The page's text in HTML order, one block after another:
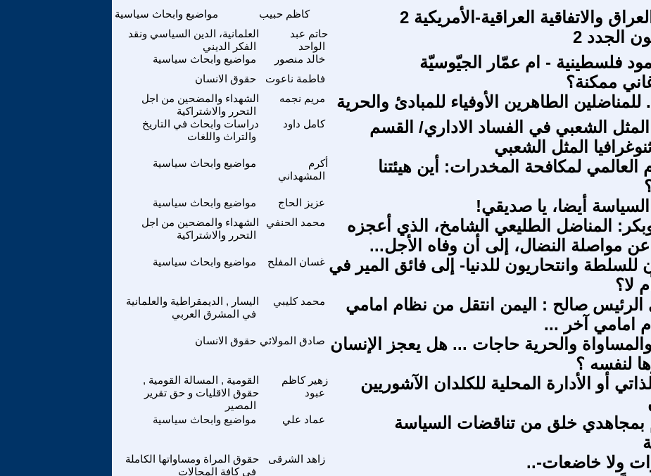
مواضيع وابحاث سياسية كاظم حبيب والاتفاقية العراقية-الأمريكية 2
العلمانية، الدين السياسي ونقد
الفكر الديني
حاتم عبد
الواحد
الجدد 2
مواضيع وابحاث سياسية خالد منصور فلسطينية - ام عمّار الجيّوسيّة
حقوق الانسان
فاطمة ناعوت ممكنة؟
الشهداء والمضحين من اجل
التحرر والاشتراكية
مريم نجمه للمناضلين الطاهرين الأوفياء للمبادئ والحرية
دراسات وابحاث في التاريخ
والتراث واللغات
كامل داود
الشعبي في الفساد الاداري/ القسم
المثل الشعبي
مواضيع وابحاث سياسية
أكرم
المشهداني
العالمي لمكافحة المخدرات: أين هيئتنا
مواضيع وابحاث سياسية عزيز الحاج السياسة أيضا، يا صديقي!
الشهداء والمضحين من اجل
التحرر والاشتراكية
محمد الحنفي
المناضل الطليعي الشامخ، الذي أعجزه
مواصلة النضال، إلى أن وفاه الأجل...
مواضيع وابحاث سياسية غسان المفلح للسلطة وانتحاريون للدنيا- إلى فائق المير في
لا؟
اليسار , الديمقراطية والعلمانية
في المشرق العربي
محمد كليبي
الرئيس صالح : اليمن انتقل من نظام امامي
امامي آخر ...
حقوق الانسان صادق المولائي والمساواة والحرية حاجات ... هل يعجز الإنسان
لنفسه ؟
القومية , المسالة القومية ,
حقوق الاقليات و حق تقرير
المصير
زهير كاظم
عبود
أو الأدارة المحلية للكلدان الآشوريين
مواضيع وابحاث سياسية عماد علي
بمجاهدي خلق من تناقضات السياسة
حقوق المراة ومساواتها الكاملة
في كافة المجالات
زاهد الشرقى ولا خاضعات-..